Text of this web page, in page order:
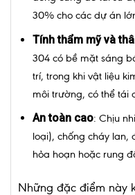
30% cho các dự án
Tính thẩm mỹ và
304 có bề mặt sáng
trí, trong khi vật liệu
môi trường, có thể tái
An toàn cao: Chịu
loại), chống cháy
hỏa hoạn hoặc rung
Những đặc điểm này